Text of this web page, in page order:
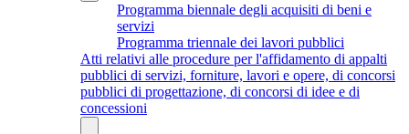
Programma biennale degli acquisiti di beni e
servizi
Programma triennale dei lavori pubblici
Atti relativi alle procedure per l'affidamento di appalti
pubblici di servizi, forniture, lavori e opere, di concorsi
pubblici di progettazione, di concorsi di idee e di
concessioni